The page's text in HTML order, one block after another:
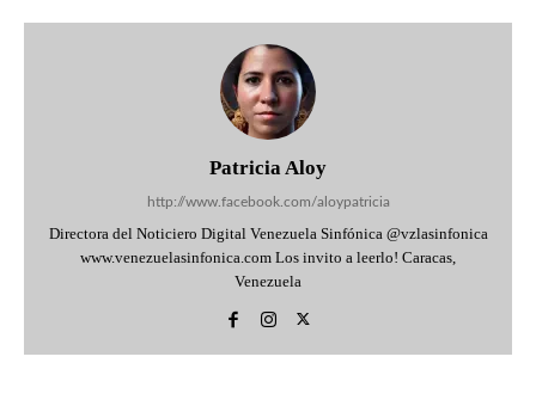
Patricia Aloy
http://www.facebook.com/aloypatricia
Directora del Noticiero Digital Venezuela Sinfónica @vzlasinfonica
www.venezuelasinfonica.com Los invito a leerlo! Caracas,
Venezuela